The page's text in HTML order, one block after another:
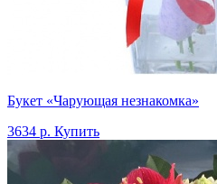
Букет «Чарующая незнакомка»
3634 р. Купить